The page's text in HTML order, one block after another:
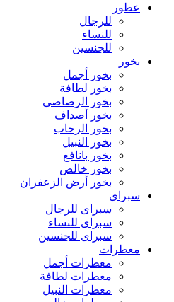
عطور
للرجال
للنساء
للجنسين
بخور
بخور أجمل
بخور لطافة
بخور الرصاصى
بخور أصداف
بخور الرحاب
بخور النبيل
بخور بانافع
بخور خالص
بخور أرض الزعفران
سبراى
سبراى للرجال
سبراى للنساء
سبراى للجنسين
معطرات
معطرات أجمل
معطرات لطافة
معطرات النبيل